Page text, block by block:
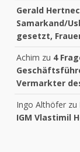
Gerald
Samarkand/
gesetzt,
Achim zu 4
Vermarkter
Ingo Althöfer zu
IGM Vlastimil